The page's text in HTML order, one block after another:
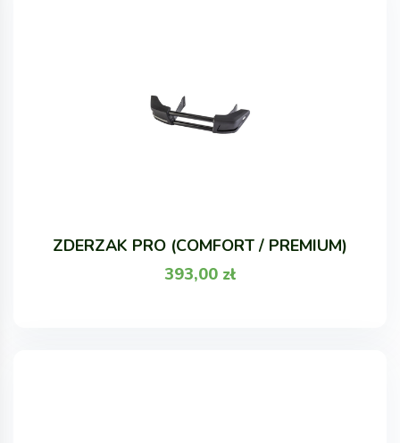
ZDERZAK PRO (COMFORT / PREMIUM)
393,00 zł